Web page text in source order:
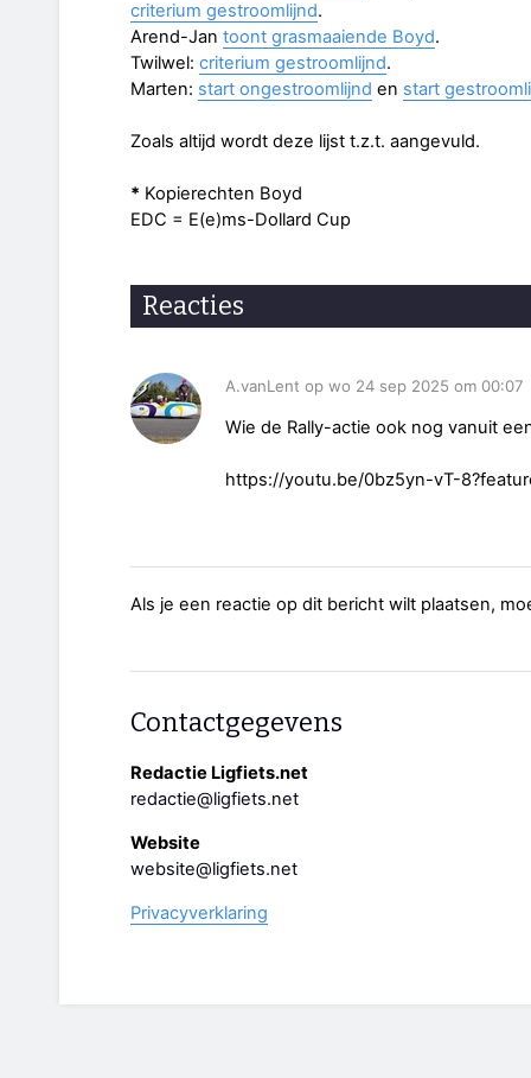
criterium gestroomlijnd.
Arend-Jan toont grasmaaiende Boyd.
Twilwel: criterium gestroomlijnd.
Marten: start ongestroomlijnd en start
Zoals altijd wordt deze lijst t.z.t. aangevuld.
* Kopierechten Boyd
EDC = E(e)ms-Dollard Cup
Reacties
A.vanLent op wo 24 sep 2025 om 00:07
Wie de Rally-actie ook nog vanuit
https://youtu.be/0bz5yn-vT-
Als je een reactie op dit bericht wilt plaatsen,
Contactgegevens
Redactie Ligfiets.net
redactie@ligfiets.net
Website
website@ligfiets.net
Privacyverklaring